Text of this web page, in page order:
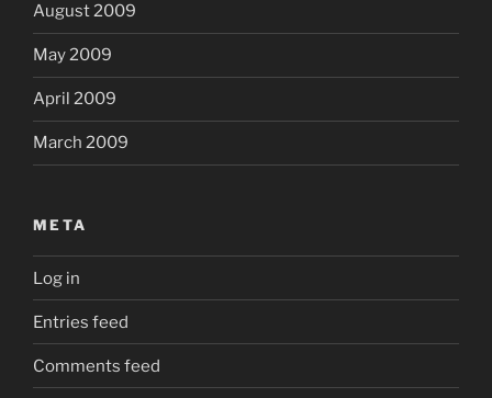
August 2009
May 2009
April 2009
March 2009
META
Log in
Entries feed
Comments feed